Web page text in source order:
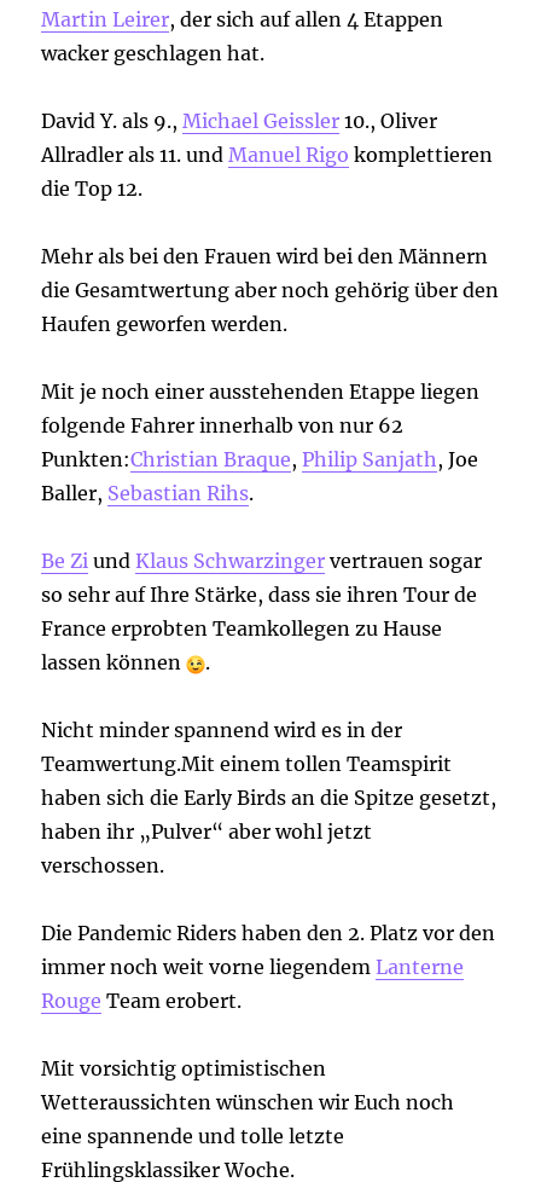
Martin Leirer, der sich auf allen 4 Etappen
wacker geschlagen hat.
David Y. als 9.,Michael Geissler 10., Oliver
Allradler als 11. undManuel Rigo komplettieren
die Top 12.
Mehr als bei den Frauen wird bei den Männern
die Gesamtwertung aber noch gehörig über den
Haufen geworfen werden.
Mit je noch einer ausstehenden Etappe liegen
folgende Fahrer innerhalb von nur 62
Punkten:Christian Braque,Philip Sanjath, Joe
Baller, Sebastian Rihs.
Be Zi undKlaus Schwarzinger vertrauen sogar
so sehr auf Ihre Stärke, dass sie ihren Tour de
France erprobten Teamkollegen zu Hause
lassen können
.
Nicht minder spannend wird es in der
Teamwertung.Mit einem tollen Teamspirit
haben sich die Early Birds an die Spitze gesetzt,
haben ihr „Pulver“ aber wohl jetzt
verschossen.
Die Pandemic Riders haben den 2. Platz vor den
immer noch weit vorne liegendemLanterne
Rouge Team erobert.
Mit vorsichtig optimistischen
Wetteraussichten wünschen wir Euch noch
eine spannende und tolle letzte
Frühlingsklassiker Woche.